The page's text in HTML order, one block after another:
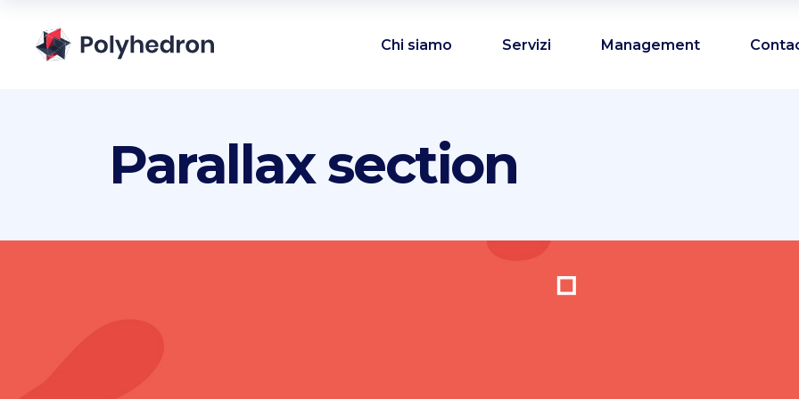
Chi siamo Servizi Management
Parallax section